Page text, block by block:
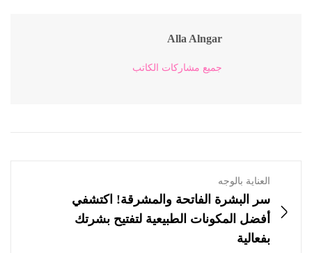
Alla Alngar
جميع مشاركات الكاتب
العناية بالوجه
سر البشرة الفاتحة والمشرقة! اكتشفي
أفضل المكونات الطبيعية لتفتيح بشرتك
بفعالية